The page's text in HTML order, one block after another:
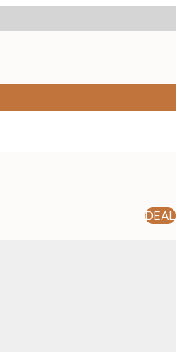
DEAL